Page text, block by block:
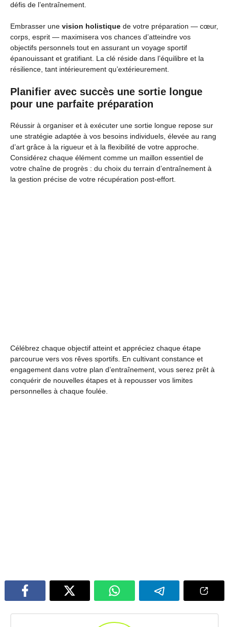
défis de l’entraînement.
Embrasser une vision holistique de votre préparation — cœur,
corps, esprit — maximisera vos chances d’atteindre vos
objectifs personnels tout en assurant un voyage sportif
épanouissant et gratifiant. La clé réside dans l’équilibre et la
résilience, tant intérieurement qu’extérieurement.
Planifier avec succès une sortie longue
pour une parfaite préparation
Réussir à organiser et à exécuter une sortie longue repose sur
une stratégie adaptée à vos besoins individuels, élevée au rang
d’art grâce à la rigueur et à la flexibilité de votre approche.
Considérez chaque élément comme un maillon essentiel de
votre chaîne de progrès : du choix du terrain d’entraînement à
la gestion précise de votre récupération post-effort.
Célébrez chaque objectif atteint et appréciez chaque étape
parcourue vers vos rêves sportifs. En cultivant constance et
engagement dans votre plan d’entraînement, vous serez prêt à
conquérir de nouvelles étapes et à repousser vos limites
personnelles à chaque foulée.